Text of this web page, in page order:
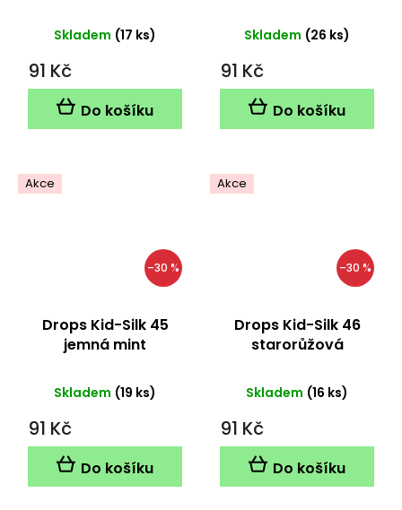
Skladem (17 ks)
91 Kč
Do košíku
Skladem (26 ks)
91 Kč
Do košíku
Akce
–30 %
Drops Kid-Silk 45
jemná mint
Skladem (19 ks)
91 Kč
Do košíku
Akce
–30 %
Drops Kid-Silk 46
starorůžová
Skladem (16 ks)
91 Kč
Do košíku